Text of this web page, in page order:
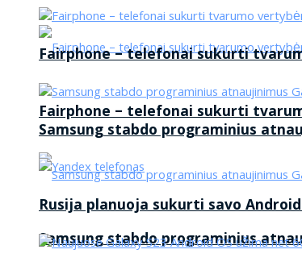
Fairphone – telefonai sukurti
Samsung stabdo programinius
Fairphone – telefonai sukurti
Samsung stabdo programinius
Rusija planuoja sukurti savo